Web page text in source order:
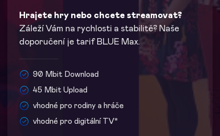
Hrajete hry nebo chcete streamovat?
Záleží Vám na rychlosti a stabilitě? Naše
doporučení je tarif BLUE Max.
90 Mbit Download
45 Mbit Upload
vhodné pro rodiny a hráče
vhodné pro digitální TV*